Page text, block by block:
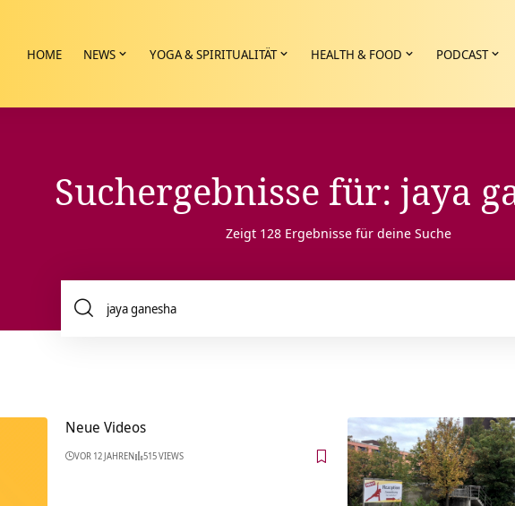
HOME NEWS YOGA & SPIRITUALITÄT HEALTH & FOOD PODCAST
Suchergebnisse für: jaya
Zeigt 128 Ergebnisse für deine Suche
Neue Videos
VOR 12 JAHREN 515 VIEWS